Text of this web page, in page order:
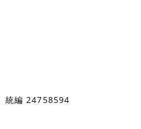
統編 24758594